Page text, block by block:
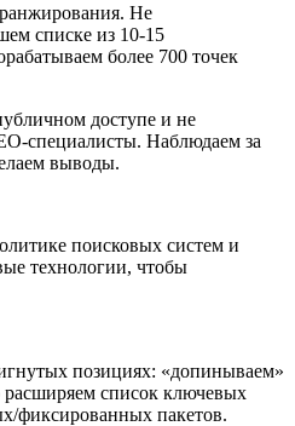
Не
списке из 10-15
более 700 точек
доступе и не
специалисты. Наблюдаем за
выводы.
поисковых систем и
технологии, чтобы
позициях: «допинываем»
расширяем список ключевых
фиксированных пакетов.